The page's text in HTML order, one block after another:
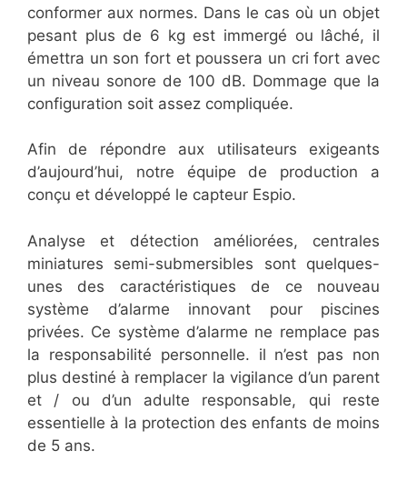
conformer aux normes. Dans le cas où un objet
pesant plus de 6 kg est immergé ou lâché, il
émettra un son fort et poussera un cri fort avec
un niveau sonore de 100 dB. Dommage que la
configuration soit assez compliquée.
Afin de répondre aux utilisateurs exigeants
d’aujourd’hui, notre équipe de production a
conçu et développé le capteur Espio.
Analyse et détection améliorées, centrales
miniatures semi-submersibles sont quelques-
unes des caractéristiques de ce nouveau
système d’alarme innovant pour piscines
privées. Ce système d’alarme ne remplace pas
la responsabilité personnelle. il n’est pas non
plus destiné à remplacer la vigilance d’un parent
et / ou d’un adulte responsable, qui reste
essentielle à la protection des enfants de moins
de 5 ans.